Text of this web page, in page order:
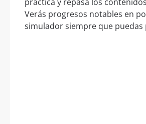
Verás progresos notables en
simulador siempre que puedas